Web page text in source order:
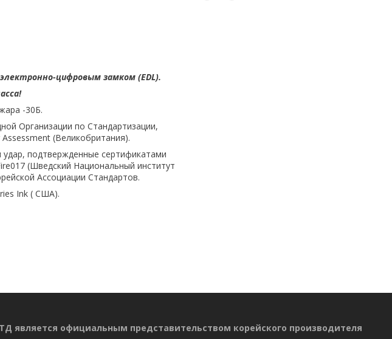
цифровым замком (EDL).
-30Б.
Организации по Стандартизации,
(Великобритания).
подтвержденные сертификатами
(Шведский Национальный институт
Ассоциации Стандартов.
Ink ( США).
официальным представительством корейского производителя